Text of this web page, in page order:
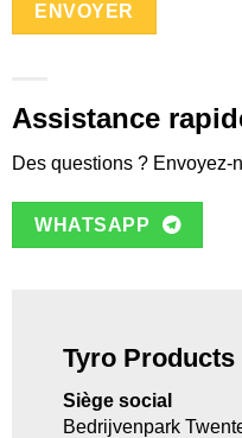
Assistance
Des questions ? Envoyez-
WHATSAPP
Tyro Products
Siège social
Bedrijvenpark